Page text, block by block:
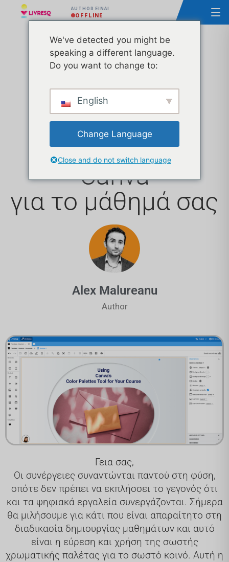
AUTHOR ΕΊΝΑΙ
OFFLINE
Χρήση του
εργαλείου
Παλέτες
χρωμάτων του
Canva
για το μάθημά σας
Alex Malureanu
Author
Γεια σας,
Οι συνέργειες συναντώνται παντού στη φύση,
οπότε δεν πρέπει να εκπλήσσει το γεγονός ότι
και τα ψηφιακά εργαλεία συνεργάζονται. Σήμερα
θα μιλήσουμε για κάτι που είναι απαραίτητο στη
διαδικασία δημιουργίας μαθημάτων και αυτό
είναι η εύρεση και χρήση της σωστής
χρωματικής παλέτας για το σωστό κοινό. Αυτή η
We've detected you might be
speaking a different language.
Do you want to change to:
English
Change Language
Close and do not switch language